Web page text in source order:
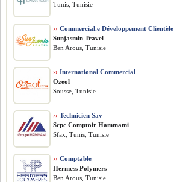
Tunis, Tunisie
›› Commercial.e Développement Clientèle
Sunjasmin Travel
Ben Arous, Tunisie
›› International Commercial
Ozeol
Sousse, Tunisie
›› Technicien Sav
Scpc Comptoir Hammami
Sfax, Tunis, Tunisie
›› Comptable
Hermess Polymers
Ben Arous, Tunisie